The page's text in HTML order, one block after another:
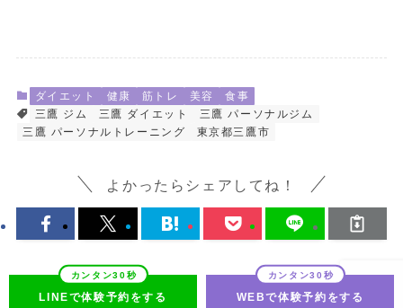
ダイエット 健康 筋トレ 美容
食事
三鷹 ジム
三鷹 ダイエット
三鷹 パーソナルジム
三鷹 パーソナルトレーニング
東京都三鷹市
よかったらシェアしてね！
LINEで体験予約をする WEBで体験予約をする